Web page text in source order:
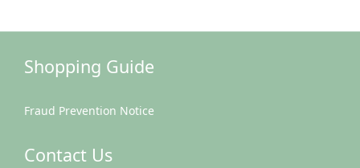
Shopping Guide
Fraud Prevention Notice
Contact Us